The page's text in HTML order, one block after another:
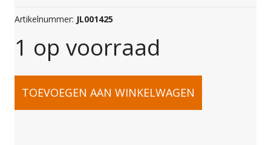
Artikelnummer: JL001425
1 op voorraad
3-
TOEVOEGEN AAN WINKELWAGEN